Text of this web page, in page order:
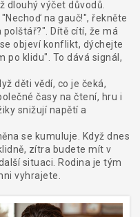
dlouhý výčet důvodů.
na gauč!", řekněte
Dítě cítí, že má
objeví konflikt, dýchejte
po klidu". To dává signál,
děti vědí, co je čeká,
časy na čtení, hru i
snižují napětí a
se kumuluje. Když dnes
zítra budete mít v
situaci. Rodina je tým
vyhrajete.